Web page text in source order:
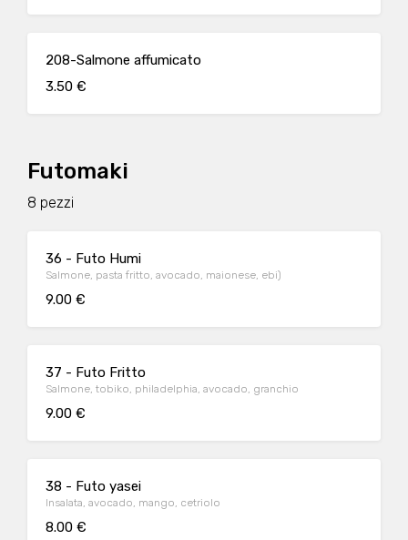
208-Salmone affumicato
3.50 €
Futomaki
8 pezzi
36 - Futo Humi
Salmone, pasta fritto, avocado, maionese, ebi)
9.00 €
37 - Futo Fritto
Salmone, tobiko, philadelphia, avocado, granchio
9.00 €
38 - Futo yasei
Insalata, avocado, mango, cetriolo
8.00 €